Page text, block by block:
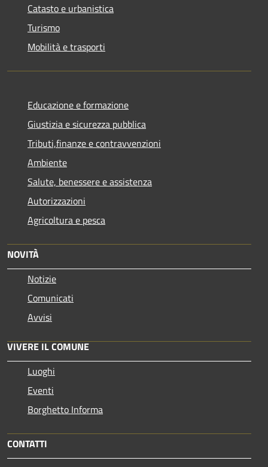
Catasto e urbanistica
Turismo
Mobilità e trasporti
Educazione e formazione
Giustizia e sicurezza pubblica
Tributi,finanze e contravvenzioni
Ambiente
Salute, benessere e assistenza
Autorizzazioni
Agricoltura e pesca
NOVITÀ
Notizie
Comunicati
Avvisi
VIVERE IL COMUNE
Luoghi
Eventi
Borghetto Informa
CONTATTI